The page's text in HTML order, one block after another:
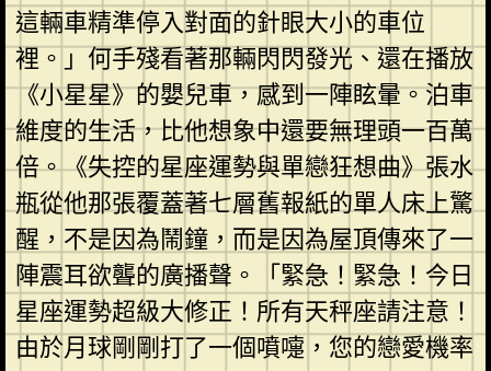
這輛車精準停入對面的針眼大小的車位
裡。」何手殘看著那輛閃閃發光、還在播放
《小星星》的嬰兒車，感到一陣眩暈。泊車
維度的生活，比他想象中還要無理頭一百萬
倍。《失控的星座運勢與單戀狂想曲》張水
瓶從他那張覆蓋著七層舊報紙的單人床上驚
醒，不是因為鬧鐘，而是因為屋頂傳來了一
陣震耳欲聾的廣播聲。「緊急！緊急！今日
星座運勢超級大修正！所有天秤座請注意！
由於月球剛剛打了一個噴嚏，您的戀愛機率